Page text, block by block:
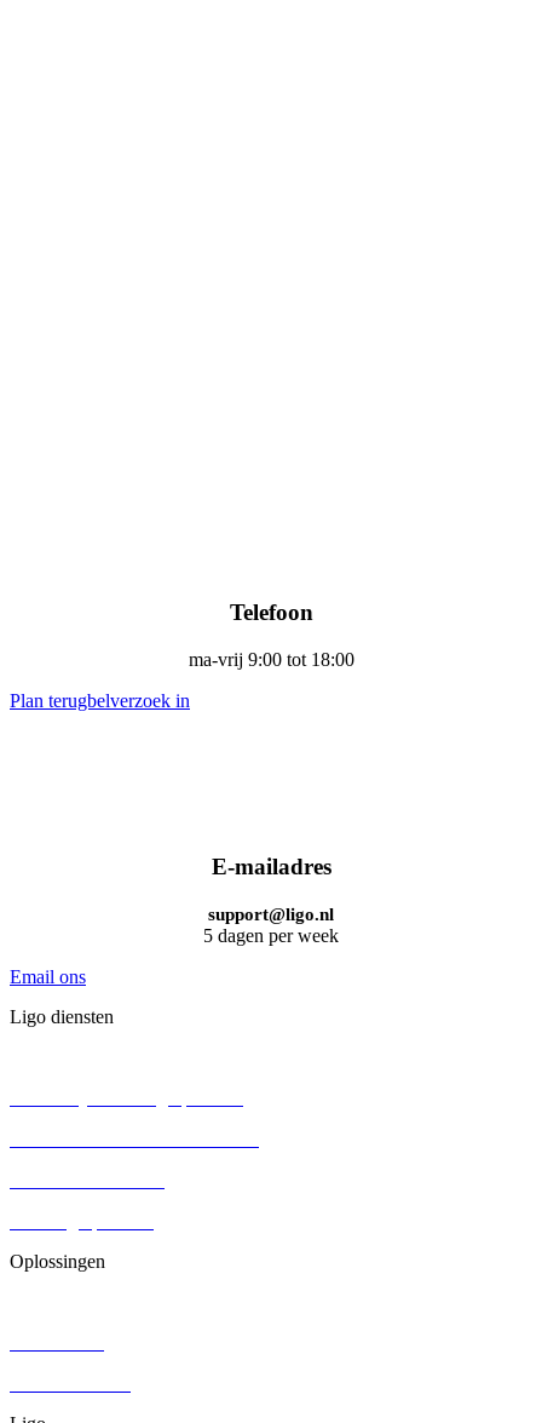
Telefoon
ma-vrij 9:00 tot 18:00
Plan terugbelverzoek in
E-mailadres
support@ligo.nl
5 dagen per week
Email ons
Ligo diensten
Oplossingen